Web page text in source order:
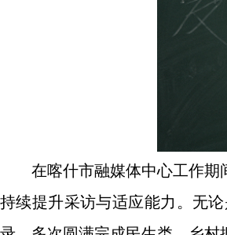
在喀什市融媒体中心工作
持续提升采访与适应能力。无